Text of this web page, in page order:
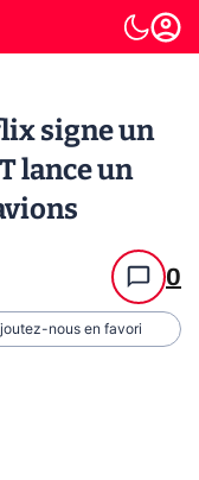
signe un
lance un
0
nous en favori